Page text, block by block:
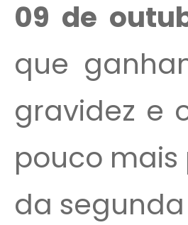
09 de
que
gravidez e
pouco
da